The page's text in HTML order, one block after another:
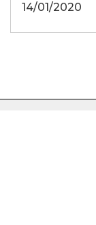
14/01/2020